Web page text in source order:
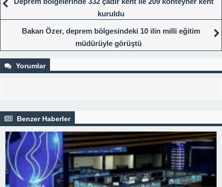
kuruldu
Bakan Özer, deprem bölgesindeki 10 ilin milli eğitim
müdürüyle görüştü
Yorumlar
Benzer Haberler